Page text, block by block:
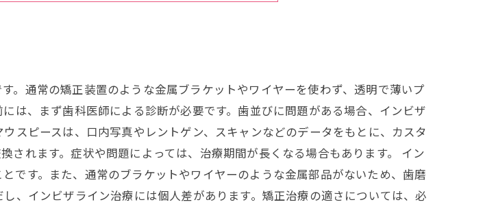
。通常の矯正装置のような金属ブラケットやワイヤーを使わず、透明で薄いプ
は、まず歯科医師による診断が必要です。歯並びに問題がある場合、インビザ
スピースは、口内写真やレントゲン、スキャンなどのデータをもとに、カスタ
されます。症状や問題によっては、治療期間が長くなる場合もあります。 イン
です。また、通常のブラケットやワイヤーのような金属部品がないため、歯磨
、インビザライン治療には個人差があります。矯正治療の適さについては、必